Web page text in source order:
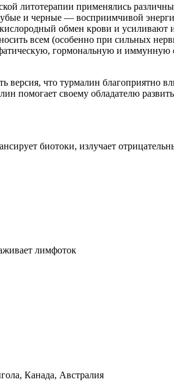
литотерапии применялись
и черные — восприимчивой
обмен крови и усиливают
всем (особенно при сильных
гормональную и
что турмалин благоприятно
помогает своему обладателю
биотоки, излучает
лимфоток
Канада, Австралия